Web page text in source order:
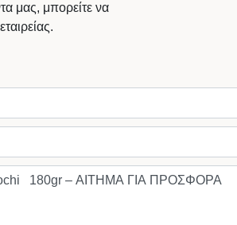
μας, μπορείτε να